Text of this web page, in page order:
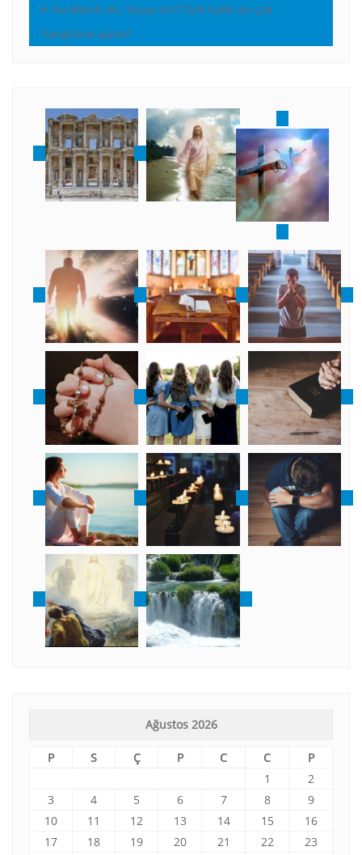
İsa Mesih mi, Yeşua mı? Türk halkı en çok
hangisine aşina?
Ağustos 2026
P S Ç P C C
P
1
2
3
4 5 6 7 8
9
10
11 12 13 14 15
16
17
18 19 20 21 22 23